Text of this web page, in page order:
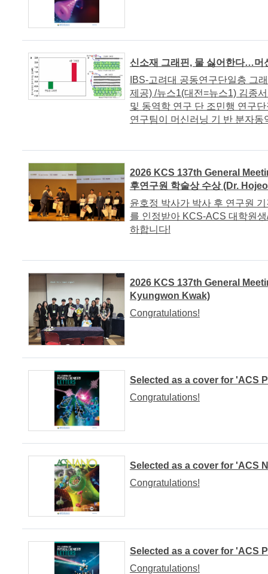
신소재 그래핀, 물 싫어한다…머
IBS-고려대 공동연구단일층 그
제공) /뉴스1(대전=뉴스1) 김종
및 동역학 연구 단 조민행 연구
연구팀이 머신러닝 기 반 분자동
2026 KCS 137th General
후연구원 학술상 수상 (Dr.
윤호정 박사가 박사 후 연구원
를 인정받아 KCS-ACS 대학원
하합니다!
2026 KCS 137th General
Kyungwon Kwak)
Congratulations!
Selected as a cover for 'ACS
Congratulations!
Selected as a cover for 'ACS
Congratulations!
Selected as a cover for 'ACS
Congratulations!